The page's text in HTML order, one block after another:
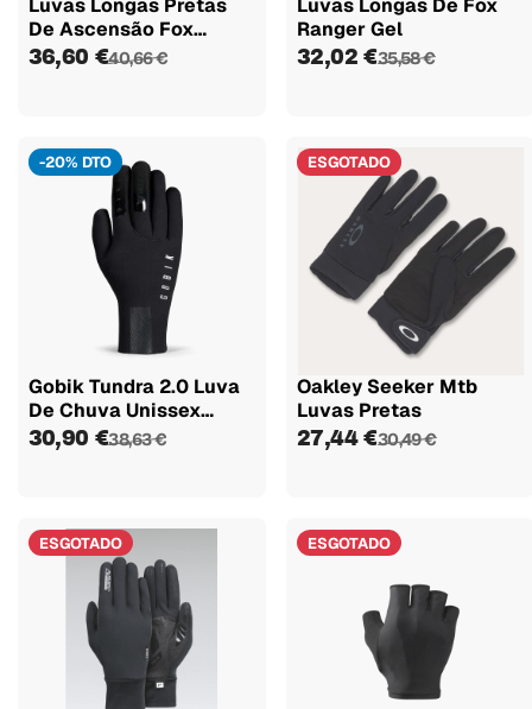
Luvas Longas Pretas
De Ascensão Fox
Flexair
36,60 €40,66 €
Luvas Longas De Fox
Ranger Gel
32,02 €35,58 €
-20% DTO
Gobik Tundra 2.0 Luva
De Chuva Unissex
Preta
30,90 €38,63 €
ESGOTADO
Oakley Seeker Mtb
Luvas Pretas
27,44 €30,49 €
ESGOTADO ESGOTADO